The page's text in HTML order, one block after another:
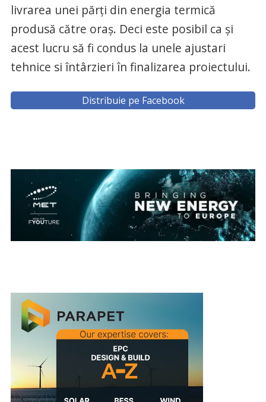
livrarea unei părți din energia termică
produsă către oraș. Deci este posibil ca și
acest lucru să fi condus la unele ajustari
tehnice si întârzieri în finalizarea proiectului.
Distribuie pe Facebook